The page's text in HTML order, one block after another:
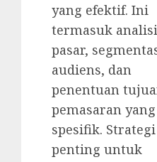
yang efektif. Ini
termasuk
pasar,
audiens, dan
penentuan
pemasaran yang
spesifik.
penting untuk